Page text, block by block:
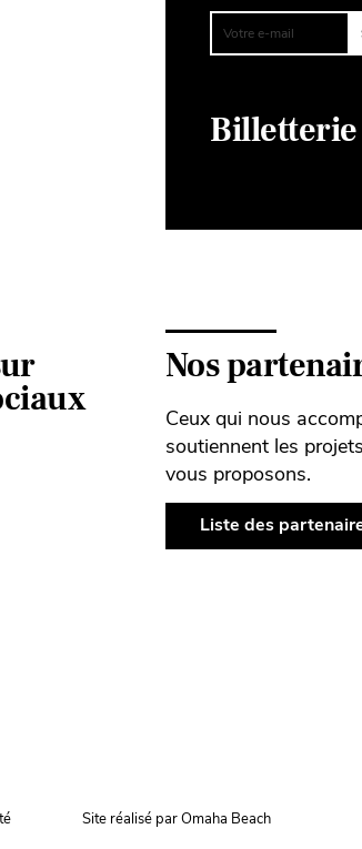
Billetterie
Nos
Ceux qui nous
soutiennent les
vous proposons.
Liste des
Site réalisé par Omaha Beach